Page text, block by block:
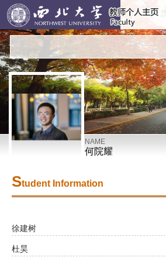
NAME
何院耀
Student Information
徐建树
杜昊